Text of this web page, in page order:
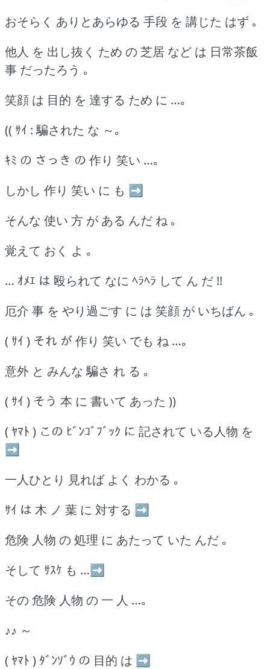
おそらく ありとあらゆる 手段 を 講じた はず ｡
他人 を 出し抜く ため の 芝居 など は 日常茶飯
事 だったろう ｡
笑顔 は 目的 を 達する ため に …｡
(( ｻｲ : 騙された な ～｡
ｷﾐ の さっき の 作り 笑い …｡
しかし 作り 笑い に も ➡
そんな 使い 方 が ある んだ ね ｡
覚えて おく よ ｡
… ｵﾒｴ は 殴られて なに ﾍﾗﾍﾗ して ん だ !!
厄介 事 を やり過ごす に は 笑顔 が いちばん ｡
( ｻｲ ) それ が 作り 笑い でも ね …｡
意外 と みんな 騙さ れ る ｡
( ｻｲ ) そう 本 に 書いて あった ))
( ﾔﾏﾄ ) この ﾋﾞﾝｺﾞﾌﾞｯｸ に 記されて いる人物 を
➡
一人ひとり 見れば よく わかる ｡
ｻｲ は 木 ノ 葉 に 対する ➡
危険 人物 の 処理 に あたって いた んだ ｡
そして ｻｽｹ も …➡
その 危険 人物 の 一 人 …｡
♪♪ ～
( ﾔﾏﾄ ) ﾀﾞﾝｿﾞｳ の 目的 は ➡